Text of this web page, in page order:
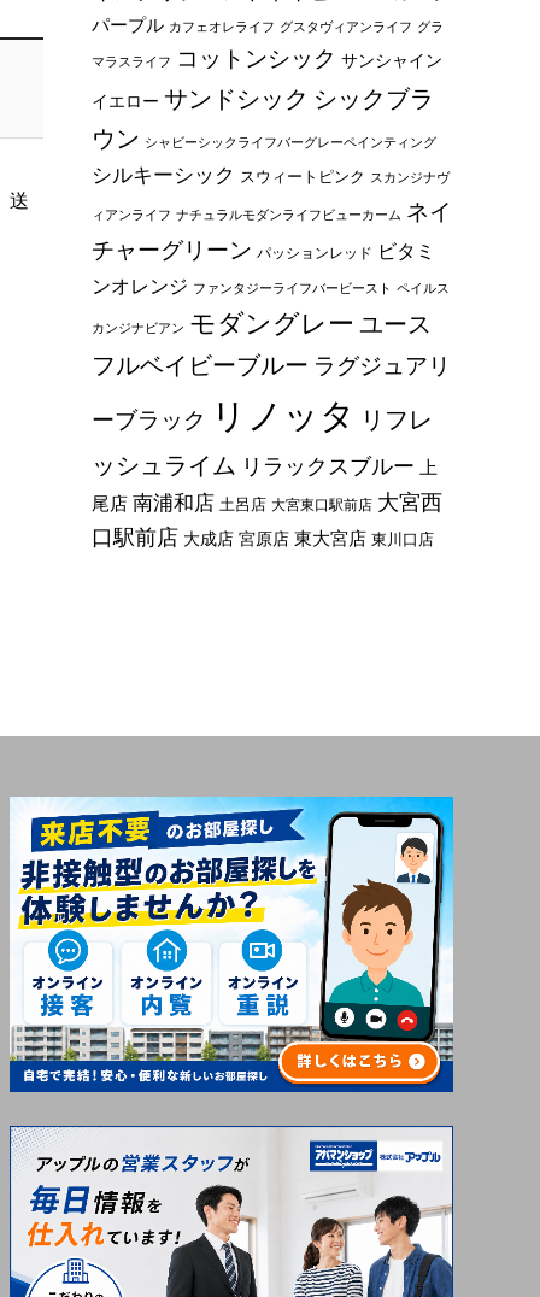
送
パープル カフェオレライフ グスタヴィアンライフ グラ
マラスライフ コットンシック サンシャイン
イエロー サンドシック シックブラ
ウン シャビーシックライフバーグレーペインティング
シルキーシック スウィートピンク スカンジナヴ
ィアンライフ ナチュラルモダンライフビューカーム ネイ
チャーグリーン パッションレッド ビタミ
ンオレンジ ファンタジーライフバービースト ペイルス
カンジナビアン モダングレー ユース
フルベイビーブルー ラグジュアリ
ーブラック リノッタ
リフレ
ッシュライム リラックスブルー
上
尾店 南浦和店 土呂店 大宮東口駅前店 大宮西
口駅前店 大成店 宮原店 東大宮店 東川口店